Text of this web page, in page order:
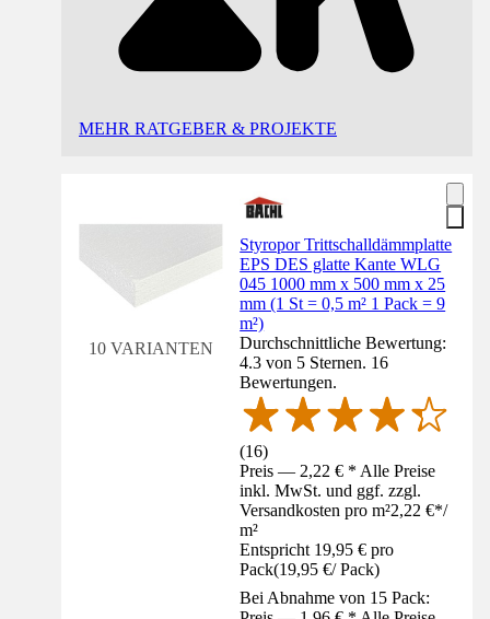
MEHR RATGEBER & PROJEKTE
10 VARIANTEN
Styropor Trittschalldämmplatte
EPS DES glatte Kante WLG
045 1000 mm x 500 mm x 25
mm (1 St = 0,5 m² 1 Pack = 9
m²)
Durchschnittliche Bewertung:
4.3 von 5 Sternen. 16
Bewertungen.
(16)
Preis — 2,22 € * Alle Preise
inkl. MwSt. und ggf. zzgl.
Versandkosten pro m²2,22 €*/
m²
Entspricht 19,95 € pro
Pack(19,95 €/ Pack)
Bei Abnahme von 15 Pack: